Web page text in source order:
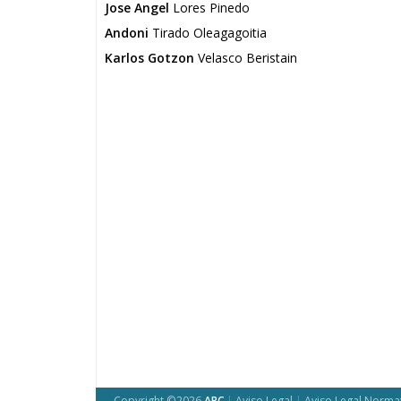
Jose Angel Lores Pinedo
Andoni Tirado Oleagagoitia
Karlos Gotzon Velasco Beristain